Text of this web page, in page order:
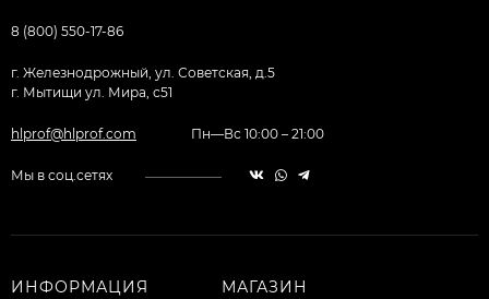
8 (800) 550-17-86
г. Железнодрожный, ул. Советская, д.5
г. Мытищи ул. Мира, с51
hlprof@hlprof.com Пн—Вс 10:00 – 21:00
Мы в соц.сетях
ИНФОРМАЦИЯ МАГАЗИН